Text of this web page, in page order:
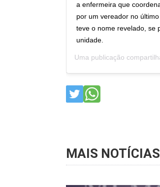
a enfermeira que
por um vereador no
teve o nome revelado, se
unidade.
Uma publicação
MAIS NOTÍCIAS